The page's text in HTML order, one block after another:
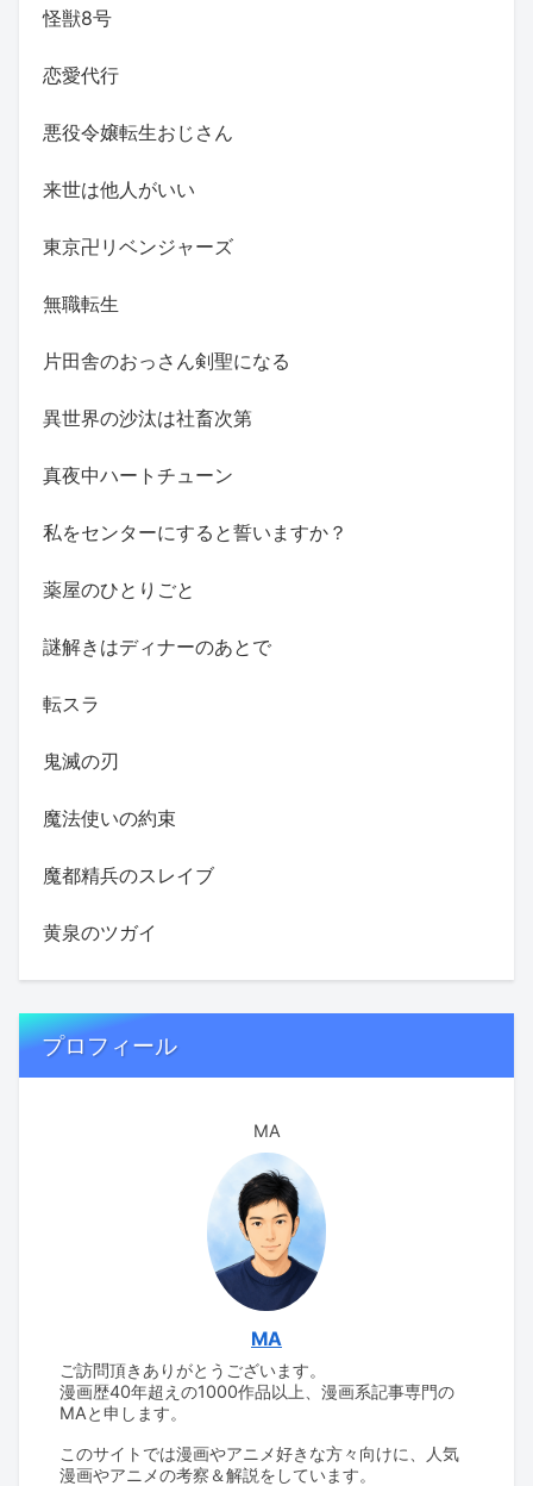
怪獣8号
恋愛代行
悪役令嬢転生おじさん
来世は他人がいい
東京卍リベンジャーズ
無職転生
片田舎のおっさん剣聖になる
異世界の沙汰は社畜次第
真夜中ハートチューン
私をセンターにすると誓いますか？
薬屋のひとりごと
謎解きはディナーのあとで
転スラ
鬼滅の刃
魔法使いの約束
魔都精兵のスレイブ
黄泉のツガイ
プロフィール
MA
MA
ご訪問頂きありがとうございます。
漫画歴40年超えの1000作品以上、漫画系記事専門の
MAと申します。
このサイトでは漫画やアニメ好きな方々向けに、人気
漫画やアニメの考察＆解説をしています。